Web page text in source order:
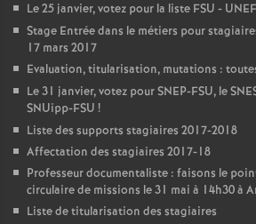
Le 25 janvier, votez pour la liste FSU - UNEF
Stage Entrée dans le métiers pour
17 mars 2017
Evaluation, titularisation, mutations :
Le 31 janvier, votez pourSNEP-FSU, le
SNUipp-FSU !
Liste des supports stagiaires 2017-2018
Affectation des stagiaires 2017-18
Professeur documentaliste : faisons le
circulaire de missions le 31 mai à 14h30 à
Liste de titularisation des stagiaires